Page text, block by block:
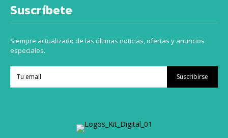
Suscríbete
Siempre actualizado de las últimas noticias, ofertas y anuncios
especiales.
Suscribirse